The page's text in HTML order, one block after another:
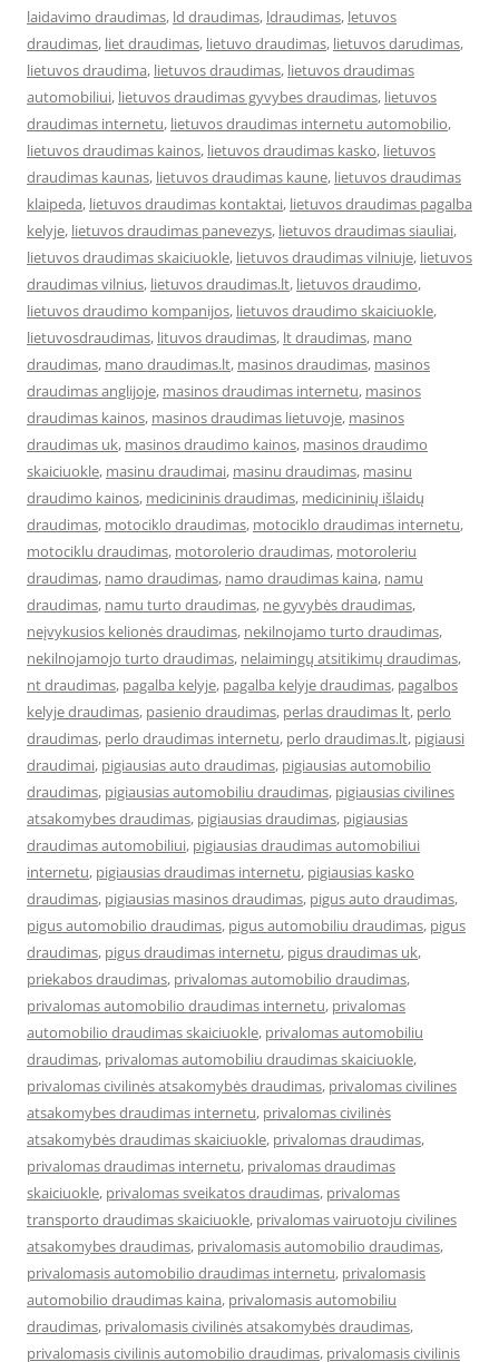
laidavimo draudimas, ld draudimas, ldraudimas, letuvos
draudimas, liet draudimas, lietuvo draudimas, lietuvos darudimas,
lietuvos draudima, lietuvos draudimas, lietuvos draudimas
automobiliui, lietuvos draudimas gyvybes draudimas, lietuvos
draudimas internetu, lietuvos draudimas internetu automobilio,
lietuvos draudimas kainos, lietuvos draudimas kasko, lietuvos
draudimas kaunas, lietuvos draudimas kaune, lietuvos draudimas
klaipeda, lietuvos draudimas kontaktai, lietuvos draudimas pagalba
kelyje, lietuvos draudimas panevezys, lietuvos draudimas siauliai,
lietuvos draudimas skaiciuokle, lietuvos draudimas vilniuje, lietuvos
draudimas vilnius, lietuvos draudimas.lt, lietuvos draudimo,
lietuvos draudimo kompanijos, lietuvos draudimo skaiciuokle,
lietuvosdraudimas, lituvos draudimas, lt draudimas, mano
draudimas, mano draudimas.lt, masinos draudimas, masinos
draudimas anglijoje, masinos draudimas internetu, masinos
draudimas kainos, masinos draudimas lietuvoje, masinos
draudimas uk, masinos draudimo kainos, masinos draudimo
skaiciuokle, masinu draudimai, masinu draudimas, masinu
draudimo kainos, medicininis draudimas, medicininių išlaidų
draudimas, motociklo draudimas, motociklo draudimas internetu,
motociklu draudimas, motorolerio draudimas, motoroleriu
draudimas, namo draudimas, namo draudimas kaina, namu
draudimas, namu turto draudimas, ne gyvybės draudimas,
neįvykusios kelionės draudimas, nekilnojamo turto draudimas,
nekilnojamojo turto draudimas, nelaimingų atsitikimų draudimas,
nt draudimas, pagalba kelyje, pagalba kelyje draudimas, pagalbos
kelyje draudimas, pasienio draudimas, perlas draudimas lt, perlo
draudimas, perlo draudimas internetu, perlo draudimas.lt, pigiausi
draudimai, pigiausias auto draudimas, pigiausias automobilio
draudimas, pigiausias automobiliu draudimas, pigiausias civilines
atsakomybes draudimas, pigiausias draudimas, pigiausias
draudimas automobiliui, pigiausias draudimas automobiliui
internetu, pigiausias draudimas internetu, pigiausias kasko
draudimas, pigiausias masinos draudimas, pigus auto draudimas,
pigus automobilio draudimas, pigus automobiliu draudimas, pigus
draudimas, pigus draudimas internetu, pigus draudimas uk,
priekabos draudimas, privalomas automobilio draudimas,
privalomas automobilio draudimas internetu, privalomas
automobilio draudimas skaiciuokle, privalomas automobiliu
draudimas, privalomas automobiliu draudimas skaiciuokle,
privalomas civilinės atsakomybės draudimas, privalomas civilines
atsakomybes draudimas internetu, privalomas civilinės
atsakomybės draudimas skaiciuokle, privalomas draudimas,
privalomas draudimas internetu, privalomas draudimas
skaiciuokle, privalomas sveikatos draudimas, privalomas
transporto draudimas skaiciuokle, privalomas vairuotoju civilines
atsakomybes draudimas, privalomasis automobilio draudimas,
privalomasis automobilio draudimas internetu, privalomasis
automobilio draudimas kaina, privalomasis automobiliu
draudimas, privalomasis civilinės atsakomybės draudimas,
privalomasis civilinis automobilio draudimas, privalomasis civilinis